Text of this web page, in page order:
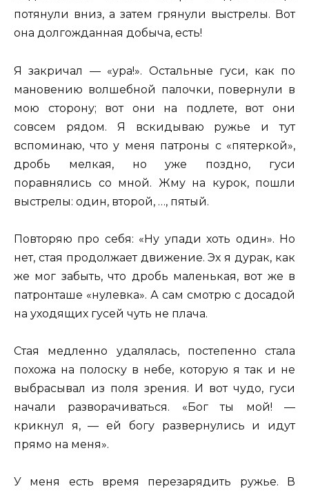
потянули вниз, а затем грянули выстрелы. Вот
она долгожданная добыча, есть!
Я закричал — «ура!». Остальные гуси, как по
мановению волшебной палочки, повернули в
мою сторону; вот они на подлете, вот они
совсем рядом. Я вскидываю ружье и тут
вспоминаю, что у меня патроны с «пятеркой»,
дробь мелкая, но уже поздно, гуси
поравнялись со мной. Жму на курок, пошли
выстрелы: один, второй, …, пятый.
Повторяю про себя: «Ну упади хоть один». Но
нет, стая продолжает движение. Эх я дурак, как
же мог забыть, что дробь маленькая, вот же в
патронташе «нулевка». А сам смотрю с досадой
на уходящих гусей чуть не плача.
Стая медленно удалялась, постепенно стала
похожа на полоску в небе, которую я так и не
выбрасывал из поля зрения. И вот чудо, гуси
начали разворачиваться. «Бог ты мой! —
крикнул я, — ей богу развернулись и идут
прямо на меня».
У меня есть время перезарядить ружье. В